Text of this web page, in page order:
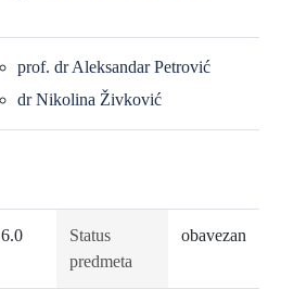
prof. dr Aleksandar Petrović
dr Nikolina Živković
6.0
Status
predmeta
obavezan